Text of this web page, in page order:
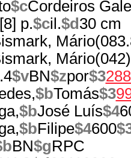
$cCordeiros
p.$cil.$d 30 cm
Mário(042)
$vBN$zpor$3
$bTomás$3
$bJosé Luís$4
$bFilipe$4600
BN$gRPC